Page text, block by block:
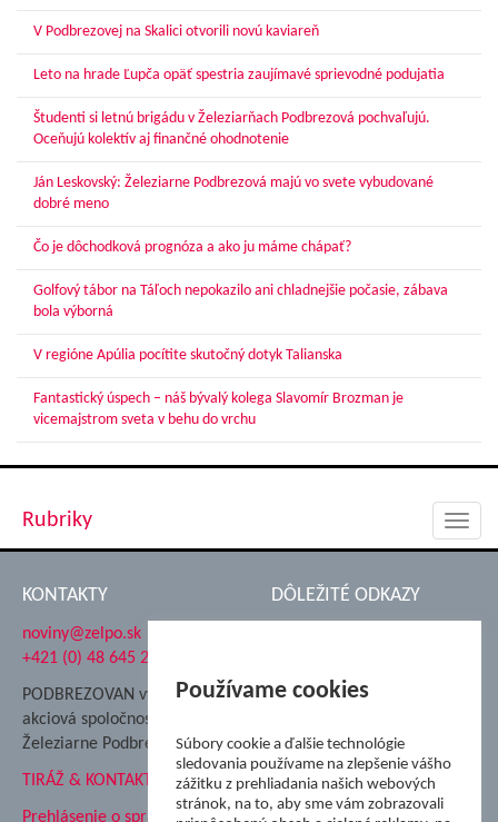
V Podbrezovej na Skalici otvorili novú kaviareň
Leto na hrade Ľupča opäť spestria zaujímavé sprievodné podujatia
Študenti si letnú brigádu v Železiarňach Podbrezová pochvaľujú.
Oceňujú kolektív aj finančné ohodnotenie
Ján Leskovský: Železiarne Podbrezová majú vo svete vybudované
dobré meno
Čo je dôchodková prognóza a ako ju máme chápať?
Golfový tábor na Táľoch nepokazilo ani chladnejšie počasie, zábava
bola výborná
V regióne Apúlia pocítite skutočný dotyk Talianska
Fantastický úspech – náš bývalý kolega Slavomír Brozman je
vicemajstrom sveta v behu do vrchu
Rubriky
KONTAKTY
noviny@zelpo.sk
+421 (0) 48 645 2711
PODBREZOVAN vydáva
akciová spoločnosť
Železiarne Podbrezová
TIRÁŽ & KONTAKT
Prehlásenie o spracovaní
DÔLEŽITÉ ODKAZY
Nadácia Železiarne
ŽP Informatika s.r.o.
ŠK Železiarne Podbrezová
Tále a.s.
Používame cookies
Súbory cookie a ďalšie technológie
sledovania používame na zlepšenie vášho
zážitku z prehliadania našich webových
stránok, na to, aby sme vám zobrazovali